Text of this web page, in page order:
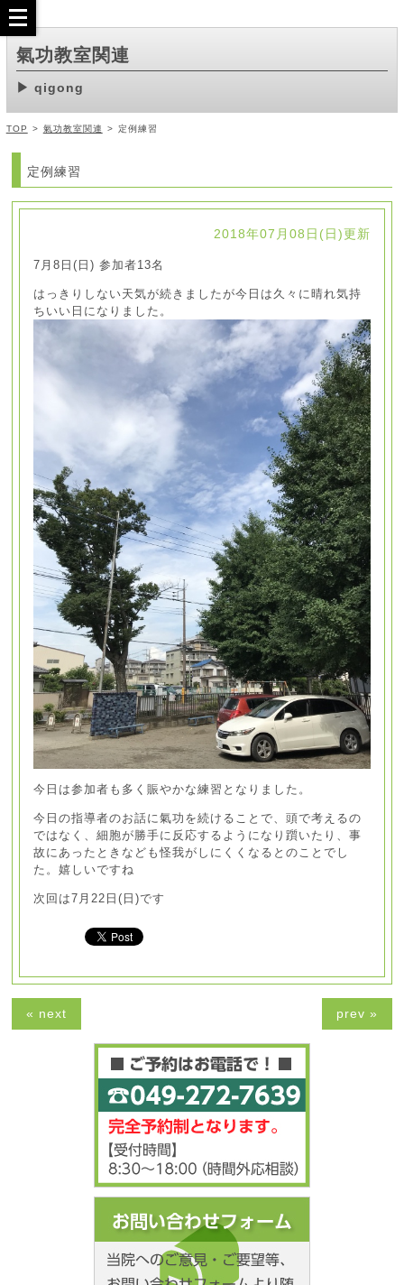
氣功教室関連
qigong
TOP > 氣功教室関連 > 定例練習
定例練習
2018年07月08日(日)更新
7月8日(日) 参加者13名
はっきりしない天気が続きましたが今日は久々に晴れ気持
ちいい日になりました。
今日は参加者も多く賑やかな練習となりました。
今日の指導者のお話に氣功を続けることで、頭で考えるの
ではなく、細胞が勝手に反応するようになり躓いたり、事
故にあったときなども怪我がしにくくなるとのことでし
た。嬉しいですね
次回は7月22日(日)です
« next prev »